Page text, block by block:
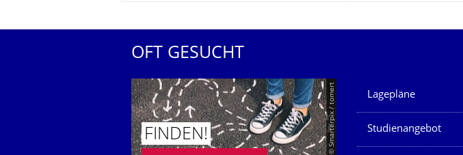
OFT GESUCHT
© Smarterpix / tomert
FINDEN!
Unsere Dienste
Lagepläne
Studienangebot